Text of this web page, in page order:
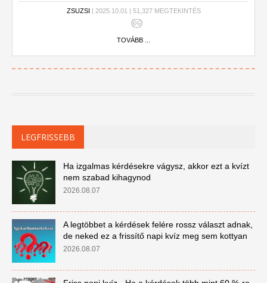
ZSUZSI | 2025.10.01 | 51,327 MEGTEKINTÉS
TOVÁBB ...
LEGFRISSEBB
Ha izgalmas kérdésekre vágysz, akkor ezt a kvízt
nem szabad kihagynod
2026.08.07
A legtöbbet a kérdések felére rossz választ adnak,
de neked ez a frissítő napi kvíz meg sem kottyan
2026.08.07